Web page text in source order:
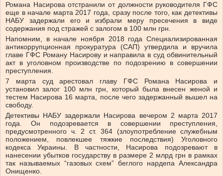
Романа Насирова отстранили от должности руководителя ГФС
еще в начале марта 2017 года, сразу после того, как детективы
НАБУ задержали его и избрали меру пресечения в виде
содержания под стражей с залогом в 100 млн грн.
Напомним, в начале ноября 2018 года Специализированная
антикоррупционная прокуратура (САП) утвердила и вручила
главе ГФС Роману Насирову и направила в суд обвинительный
акт в уголовном производстве по подозрению в совершении
преступления.
7 марта суд арестовал главу ГФС Романа Насирова и
установил залог 100 млн грн, который была внесен женой и
тестем Насирова 16 марта, после чего задержанный вышел на
свободу.
Детективы НАБУ задержали Насирова вечером 2 марта 2017
года. Он подозревается в совершении преступления,
предусмотренного ч. 2 ст. 364 (злоупотребление служебным
положением, повлекшее тяжкие последствия) Уголовного
кодекса Украины. В частности, Насирова подозревают в
нанесении убытков государству в размере 2 млрд грн в рамках
так называемых “газовых схем” беглого нардепа Александра
Онищенко.